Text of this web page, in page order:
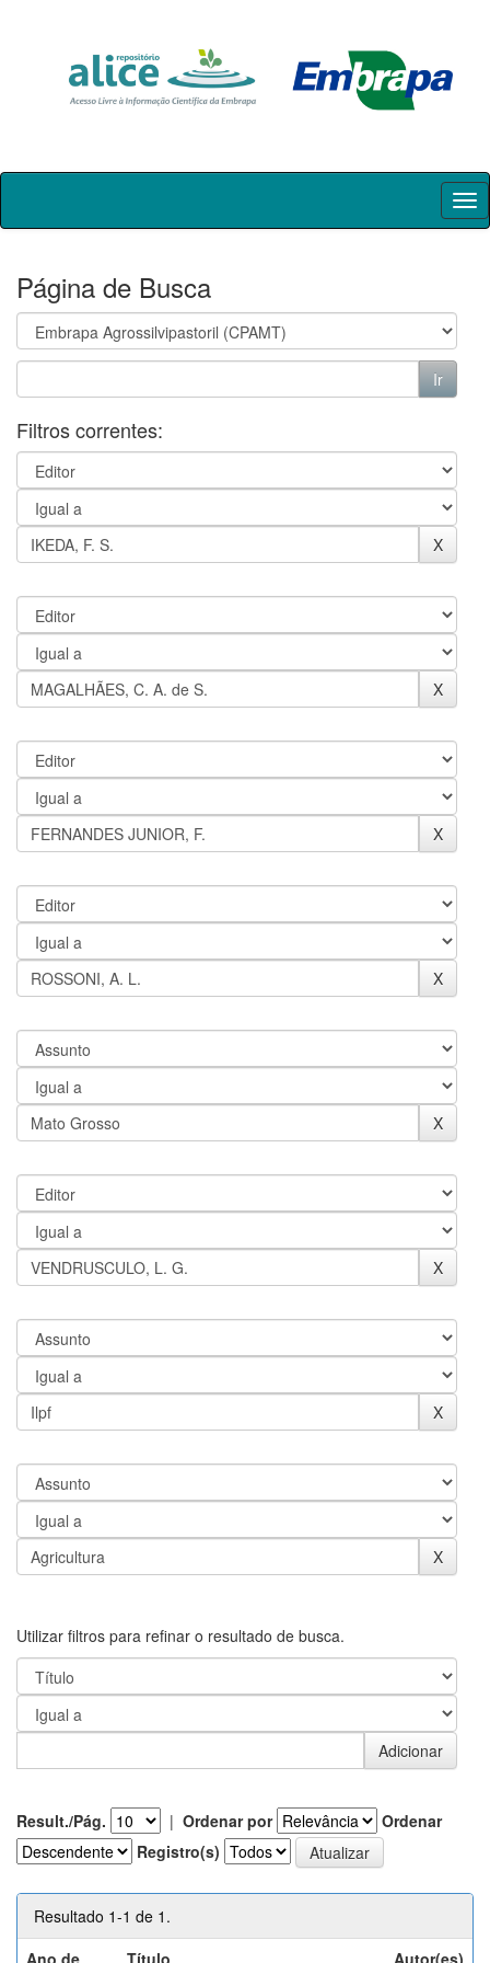
Skip
Página de Busca
Filtros correntes:
Utilizar filtros para refinar o resultado de busca.
Result./Pág. | Ordenar por
Ordenar
Registro(s)
Resultado 1-1 de 1.
Ano de
Título Autor(es)